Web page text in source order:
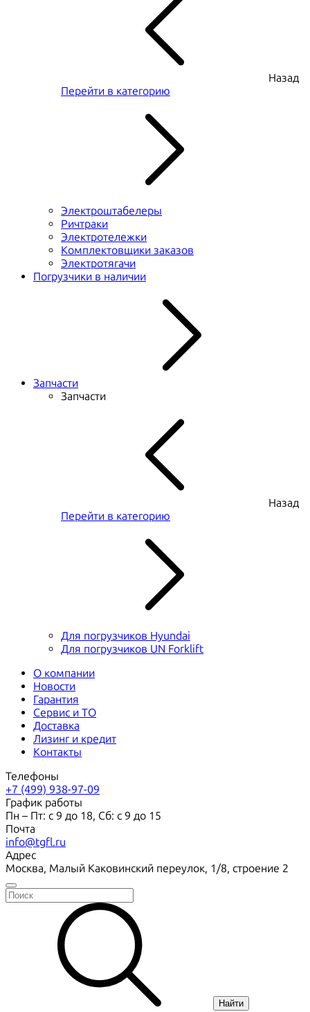
Назад
Перейти в категорию
Электроштабелеры
Ричтраки
Электротележки
Комплектовщики заказов
Электротягачи
Погрузчики в наличии
Запчасти
Запчасти
Назад
Перейти в категорию
Для погрузчиков Hyundai
Для погрузчиков UN Forklift
О компании
Новости
Гарантия
Сервис и ТО
Доставка
Лизинг и кредит
Контакты
Телефоны
+7 (499) 938-97-09
График работы
Пн – Пт: с 9 до 18, Сб: с 9 до 15
Почта
info@tgfl.ru
Адрес
Москва, Малый Каковинский переулок, 1/8, строение 2
Найти